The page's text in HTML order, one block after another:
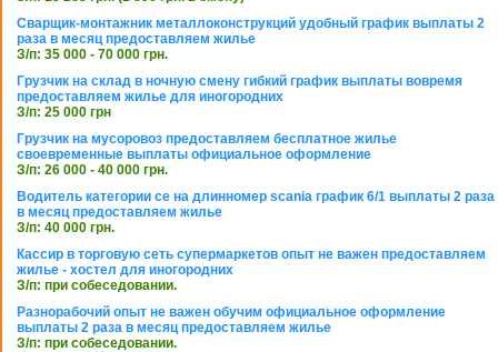
Сварщик-монтажник металлоконструкций удобный график выплаты 2
раза в месяц предоставляем жилье
З/п: 35 000 - 70 000 грн.
Грузчик на склад в ночную смену гибкий график выплаты вовремя
предоставляем жилье для иногородних
З/п: 25 000 грн
Грузчик на мусоровоз предоставляем бесплатное жилье
своевременные выплаты официальное оформление
З/п: 26 000 - 40 000 грн.
Водитель категории се на длинномер scania график 6/1 выплаты 2 раза
в месяц предоставляем жилье
З/п: 40 000 грн.
Кассир в торговую сеть супермаркетов опыт не важен предоставляем
жилье - хостел для иногородних
З/п: при собеседовании.
Разнорабочий опыт не важен обучим официальное оформление
выплаты 2 раза в месяц предоставляем жилье
З/п: при собеседовании.